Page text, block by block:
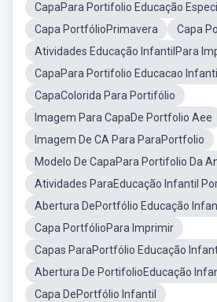
CapaPara Portifolio Educação
Capa PortfólioPrimavera
Capa
Atividades Educação InfantilPara
CapaPara Portifolio Educacao Infantil
CapaColorida Para Portifólio
Imagem Para CapaDe Portfolio Aee
Imagem De CA Para ParaPortfolio
Modelo De CapaPara Portifolio Da
Atividades ParaEducação Infantil
Abertura DePortfólio Educação
Capa PortfólioPara Imprimir
Capas ParaPortfólio Educação
Abertura De PortifolioEducação
Capa DePortfólio Infantil